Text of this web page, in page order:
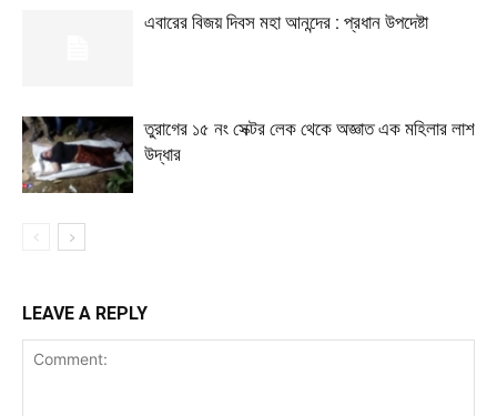
এবারের বিজয় দিবস মহা আনন্দের : প্রধান উপদেষ্টা
তুরাগের ১৫ নং সেক্টর লেক থেকে অজ্ঞাত এক মহিলার লাশ
উদ্ধার
LEAVE A REPLY